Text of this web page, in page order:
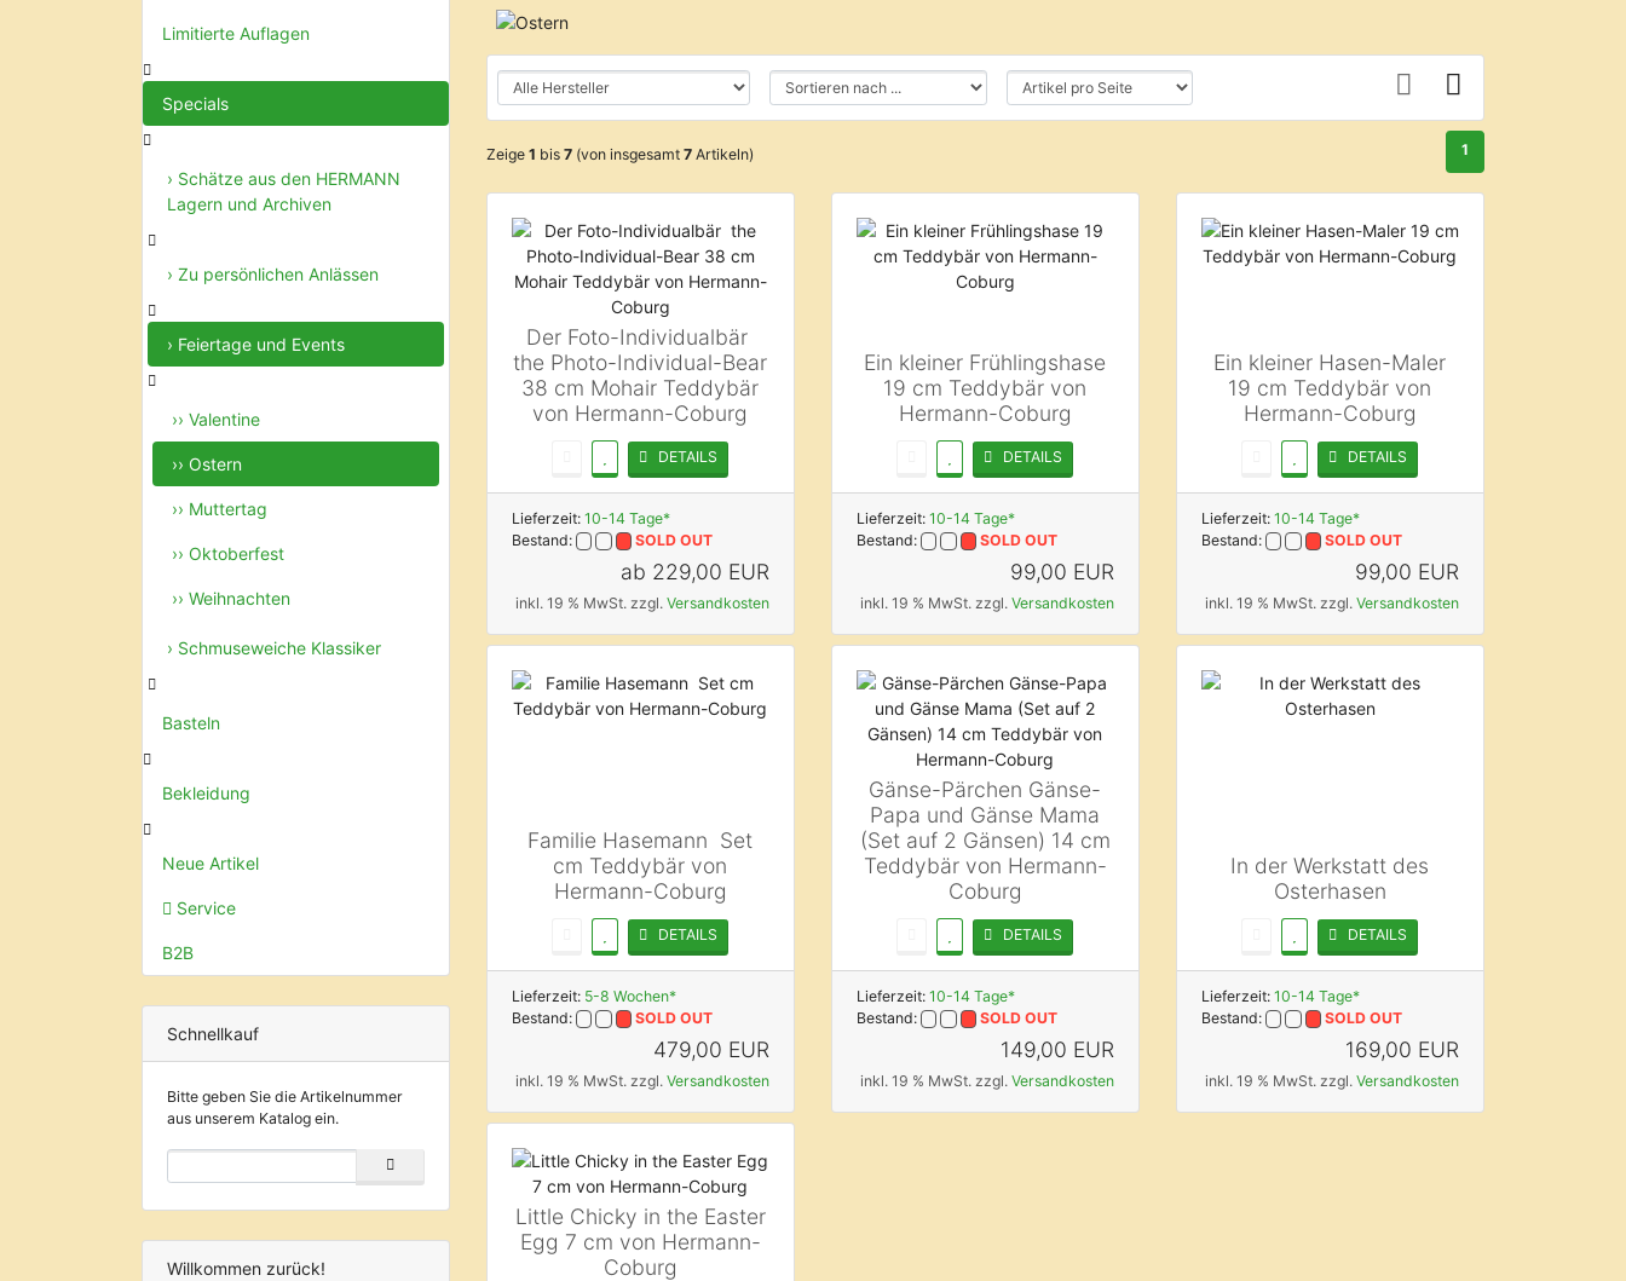
Limitierte Auflagen
Specials
› Schätze aus den HERMANN
Lagern und Archiven
› Zu persönlichen Anlässen
› Feiertage und Events
›› Valentine
›› Ostern
›› Muttertag
›› Oktoberfest
›› Weihnachten
› Schmuseweiche Klassiker
Basteln
Bekleidung
Neue Artikel
Service
B2B
Schnellkauf
Bitte geben Sie die Artikelnummer
aus unserem Katalog ein.
Willkommen zurück!
Zeige 1 bis 7 (von insgesamt 7 Artikeln) 1
Der Foto-Individualbär 
the Photo-Individual-Bear
38 cm Mohair Teddybär
von Hermann-Coburg
DETAILS
Lieferzeit: 10-14 Tage*
Bestand:
SOLD OUT
ab 229,00 EUR
inkl. 19 % MwSt. zzgl. Versandkosten
Ein kleiner Frühlingshase
19 cm Teddybär von
Hermann-Coburg
DETAILS
Lieferzeit: 10-14 Tage*
Bestand:
SOLD OUT
99,00 EUR
inkl. 19 % MwSt. zzgl. Versandkosten
Ein kleiner Hasen-Maler
19 cm Teddybär von
Hermann-Coburg
DETAILS
Lieferzeit: 10-14 Tage*
Bestand:
SOLD OUT
99,00 EUR
inkl. 19 % MwSt. zzgl. Versandkosten
Familie Hasemann  Set
cm Teddybär von
Hermann-Coburg
DETAILS
Lieferzeit: 5-8 Wochen*
Bestand:
SOLD OUT
479,00 EUR
inkl. 19 % MwSt. zzgl. Versandkosten
Gänse-Pärchen Gänse-
Papa und Gänse Mama
(Set auf 2 Gänsen) 14 cm
Teddybär von Hermann-
Coburg
DETAILS
Lieferzeit: 10-14 Tage*
Bestand:
SOLD OUT
149,00 EUR
inkl. 19 % MwSt. zzgl. Versandkosten
In der Werkstatt des
Osterhasen
DETAILS
Lieferzeit: 10-14 Tage*
Bestand:
SOLD OUT
169,00 EUR
inkl. 19 % MwSt. zzgl. Versandkosten
Little Chicky in the Easter
Egg 7 cm von Hermann-
Coburg